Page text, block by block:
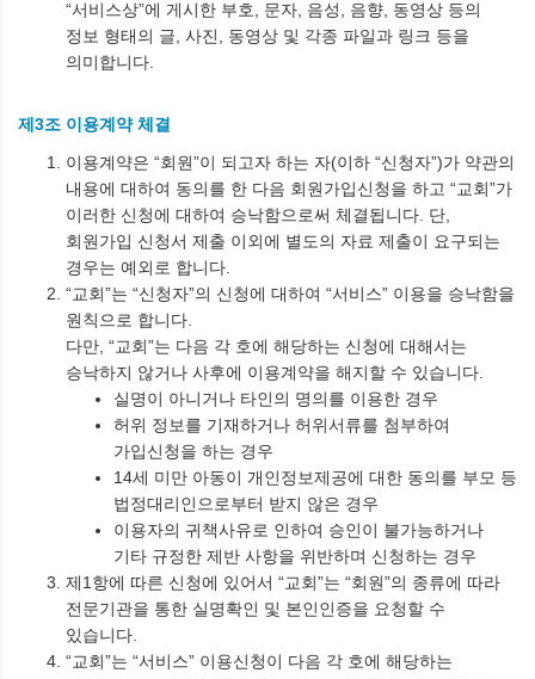
“서비스상”에 게시한 부호, 문자, 음성, 음향, 동영상 등의
정보 형태의 글, 사진, 동영상 및 각종 파일과 링크 등을
의미합니다.
제3조 이용계약 체결
이용계약은 “회원”이 되고자 하는 자(이하 “신청자”)가 약관의
내용에 대하여 동의를 한 다음 회원가입신청을 하고 “교회”가
이러한 신청에 대하여 승낙함으로써 체결됩니다. 단,
회원가입 신청서 제출 이외에 별도의 자료 제출이 요구되는
경우는 예외로 합니다.
“교회”는 “신청자”의 신청에 대하여 “서비스” 이용을 승낙함을
원칙으로 합니다.
다만, “교회”는 다음 각 호에 해당하는 신청에 대해서는
승낙하지 않거나 사후에 이용계약을 해지할 수 있습니다.
실명이 아니거나 타인의 명의를 이용한 경우
허위 정보를 기재하거나 허위서류를 첨부하여
가입신청을 하는 경우
14세 미만 아동이 개인정보제공에 대한 동의를 부모 등
법정대리인으로부터 받지 않은 경우
이용자의 귀책사유로 인하여 승인이 불가능하거나
기타 규정한 제반 사항을 위반하며 신청하는 경우
제1항에 따른 신청에 있어서 “교회”는 “회원”의 종류에 따라
전문기관을 통한 실명확인 및 본인인증을 요청할 수
있습니다.
“교회”는 “서비스” 이용신청이 다음 각 호에 해당하는